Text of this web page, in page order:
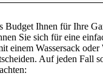
Budget Ihnen für Ihre
Sie sich für eine
einem Wassersack
Auf jeden Fall